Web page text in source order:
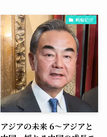
戦略紀行
アジアの未来 6〜アジアと